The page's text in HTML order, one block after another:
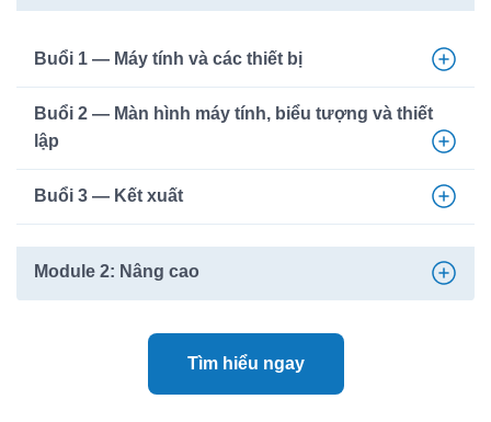
Buổi 1 — Máy tính và các thiết bị
Buổi 2 — Màn hình máy tính, biểu tượng và thiết
lập
Buổi 3 — Kết xuất
Module 2: Nâng cao
Tìm hiểu ngay